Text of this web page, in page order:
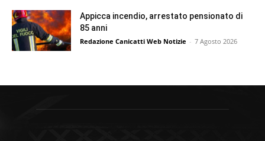
Appicca incendio, arrestato pensionato di
85 anni
Redazione Canicatti Web Notizie - 7 Agosto 2026